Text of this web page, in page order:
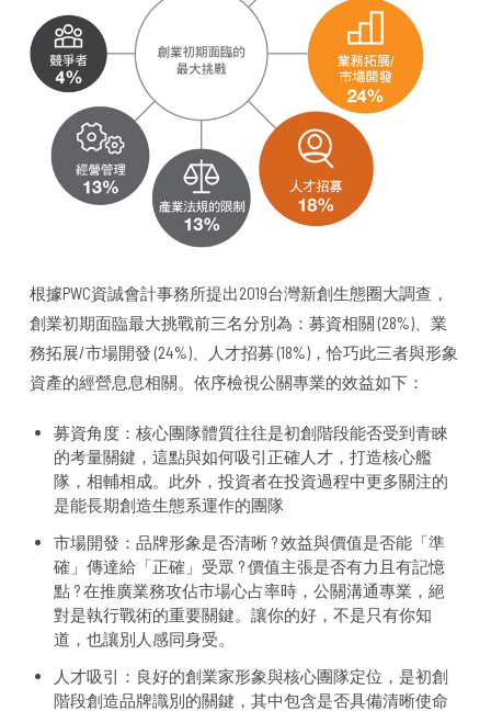
根據PWC資誠會計事務所提出2019台灣新創生態圈大調查，
創業初期面臨最大挑戰前三名分別為：募資相關 (28%)、業
務拓展/市場開發 (24%)、人才招募 (18%)，恰巧此三者與形象
資產的經營息息相關。依序檢視公關專業的效益如下：
募資角度：核心團隊體質往往是初創階段能否受到青睞
的考量關鍵，這點與如何吸引正確人才，打造核心艦
隊，相輔相成。此外，投資者在投資過程中更多關注的
是能長期創造生態系運作的團隊
市場開發：品牌形象是否清晰 ? 效益與價值是否能「準
確」傳達給「正確」受眾 ? 價值主張是否有力且有記憶
點 ? 在推廣業務攻佔市場心占率時，公關溝通專業，絕
對是執行戰術的重要關鍵。讓你的好，不是只有你知
道，也讓別人感同身受。
人才吸引：良好的創業家形象與核心團隊定位，是初創
階段創造品牌識別的關鍵，其中包含是否具備清晰使命